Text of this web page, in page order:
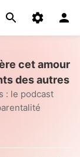
cet amour
des autres
: le podcast